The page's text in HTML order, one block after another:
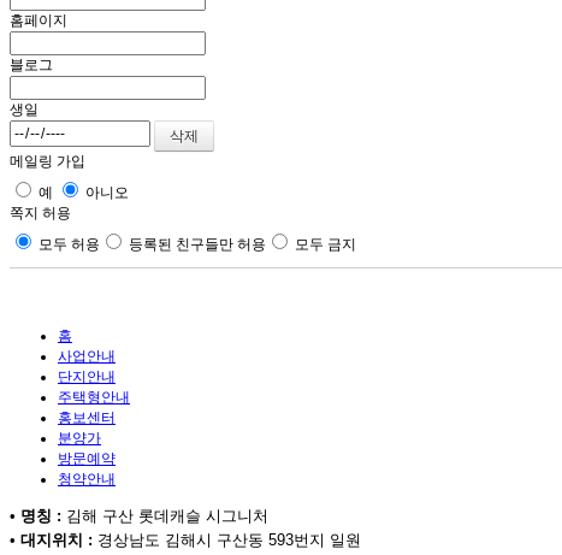
홈페이지
블로그
생일
메일링 가입
예
아니오
쪽지 허용
모두 허용
등록된 친구들만 허용 모두 금지
홈
사업안내
단지안내
주택형안내
홍보센터
분양가
방문예약
청약안내
• 명칭 : 김해 구산 롯데캐슬 시그니처
• 대지위치 : 경상남도 김해시 구산동 593번지 일원